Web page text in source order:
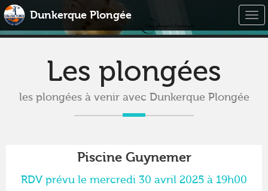
Dunkerque Plongée
Les plongées
les plongées à venir avec Dunkerque Plongée
Piscine Guynemer
RDV prévu le mercredi 30 avril 2025 à 19h00